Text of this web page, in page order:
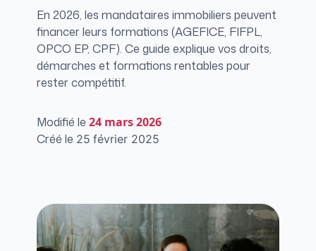
En 2026, les mandataires immobiliers peuvent
financer leurs formations (AGEFICE, FIFPL,
OPCO EP, CPF). Ce guide explique vos droits,
démarches et formations rentables pour
rester compétitif.
Modifié le 24 mars 2026
Créé le 25 février 2025